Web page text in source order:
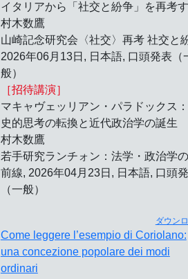
イタリアから「社交と紛争」を再考
村木数鷹
山崎記念研究会〈社交〉再考 社交と
2026年06月13日 , 日本語, 口頭発表（
般）
［招待講演］
マキャヴェッリアン・パラドックス
史的思考の転換と近代政治学の誕生
村木数鷹
若手研究ランチォン：法学・政治学
前線, 2026年04月23日 , 日本語, 口頭
（一般）
ダウン
Come leggere l’esempio di Coriolano:
una concezione popolare dei modi
ordinari